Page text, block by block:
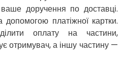
доручення по доставці.
платіжної картки.
оплату на частини,
отримувач, а іншу частину —